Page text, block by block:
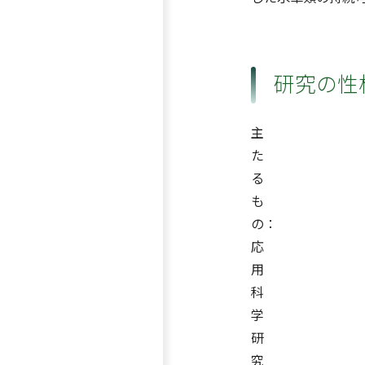
研究の性
主
た
る
も
の：
応
用
科
学
研
究